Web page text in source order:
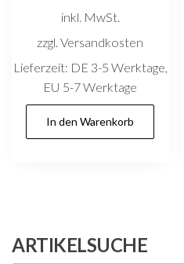
inkl. MwSt.
zzgl. Versandkosten
Lieferzeit: DE 3-5 Werktage,
EU 5-7 Werktage
In den Warenkorb
ARTIKELSUCHE